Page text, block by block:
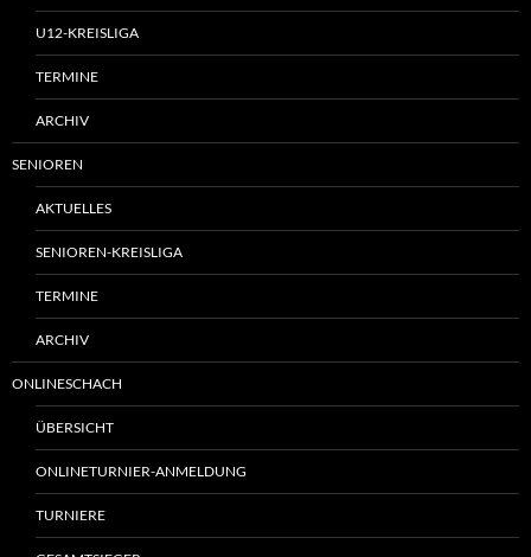
U12-KREISLIGA
TERMINE
ARCHIV
SENIOREN
AKTUELLES
SENIOREN-KREISLIGA
TERMINE
ARCHIV
ONLINESCHACH
ÜBERSICHT
ONLINETURNIER-ANMELDUNG
TURNIERE